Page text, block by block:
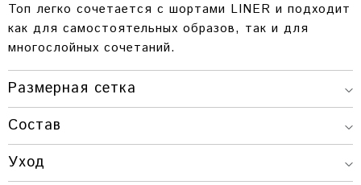
Топ легко сочетается с шортами LINER и подходит
как для самостоятельных образов, так и для
многослойных сочетаний.
Размерная сетка
РАЗМЕР
ДЛИНА
ОБХВАТ
Состав
Уход